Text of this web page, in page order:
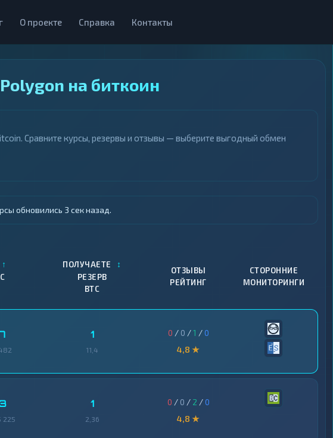
О проекте Справка Контакты
на биткоин
Сравните курсы, резервы и отзывы — выберите выгодный обмен
обновились 4 сек назад.
↑ ПОЛУЧАЕТЕ ↕
РЕЗЕРВ
BTC
ОТЗЫВЫ
РЕЙТИНГ
СТОРОННИЕ
МОНИТОРИНГИ
1
11,4
0 / 0 /1 /0
4,8 ★
225
1
2,36
0 / 0 / 2 /0
4,8 ★